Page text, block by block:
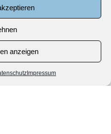
anzeigen
Impressum